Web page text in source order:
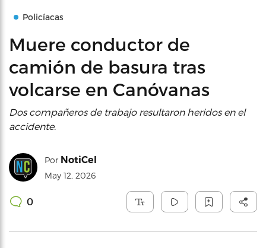
Policíacas
Muere conductor de
camión de basura tras
volcarse en Canóvanas
Dos compañeros de trabajo resultaron heridos en el
accidente.
Por NotiCel
May 12, 2026
0